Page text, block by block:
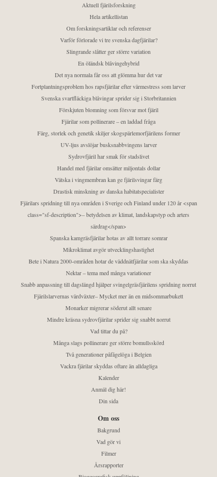
Aktuell fjärilsforskning
Hela artikellistan
Om forskningsartiklar och referenser
Varför förlorade vi tre svenska dagfjärilar?
Slingrande slåtter ger större variation
En öländsk blåvingehybrid
Det nya normala får oss att glömma hur det var
Fortplantningsproblem hos rapsfjärilar efter värmestress som larver
Svenska svartfläckiga blåvingar sprider sig i Storbritannien
Förskjuten blomning som försvar mot fjäril
Fjärilar som pollinerare – en laddad fråga
Färg, storlek och genetik skiljer skogspärlemorfjärilens former
UV-ljus avslöjar busksnabbvingens larver
Sydrovfjäril har smak för stadslivet
Handel med fjärilar omsätter miljontals dollar
Vätska i vingmembran kan ge fjärilsvingar färg
Drastisk minskning av danska habitatspecialister
Fjärilars spridning till nya områden i Sverige och Finland under 120 år <span
class="sf-description">– betydelsen av klimat, landskapstyp och arters
särdrag</span>
Spanska kamgräsfjärilar hotas av allt torrare somrar
Mikroklimat avgör utvecklingshastighet
Bete i Natura 2000-områden hotar de väddnätfjärilar som ska skyddas
Nektar – tema med många variationer
Snabb anpassning till dagslängd hjälper svingelgräsfjärilens spridning norrut
Fjärilslarvernas värdväxter– Mycket mer än en midsommarbukett
Monarker migrerar söderut allt senare
Mindre kräsna sydrovfjärilar sprider sig snabbt norrut
Vad tittar du på?
Många slags pollinerare ger större bomullsskörd
Två generationer påfågelöga i Belgien
Vackra fjärilar skyddas oftare än alldagliga
Kalender
Anmäl dig här!
Din sida
Om oss
Bakgrund
Vad gör vi
Filmer
Årsrapporter